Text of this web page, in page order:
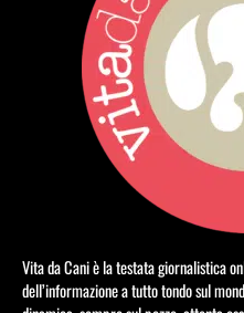
Vita da Cani è la testata giornalistica
dell’informazione a tutto tondo sul